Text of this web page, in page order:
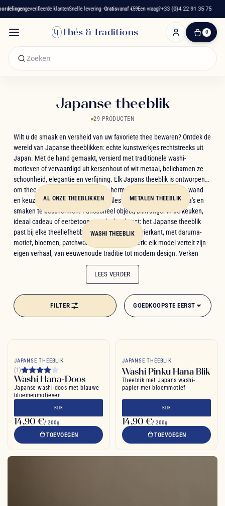
geverifieerde klantenSnelle levering -Gratisvanaf €59Een vraag?+33 (0)4 22 91 35 75
Thés & Traditions 0
0
Japanse theeblik
29 PRODUCTEN
Wilt u de smaak en versheid van uw favoriete thee bewaren? Ontdek de
wereld van Japanse theeblikken: echte kunstwerkjes rechtstreeks uit
Japan. Met de hand gemaakt, versierd met traditionele washi-
motieven of vervaardigd uit kersenhout of wit metaal, belichamen ze
schoonheid, elegantie en verfijning. Elk Japans theeblik is ontworpen
om thee optimaal te bewaren: een hermetisch deksel, dubbele wand
en keuze uit verschillende maten, alles is erop gericht om aroma's en
smaken te beschermen. Functioneel object, blikvanger in de keuken,
ideaal cadeau of eerbetoon aan de theekunst: het Japanse theeblik
past bij elke theeliefhebber. Cilindervormig of vierkant, met daruma-
motief, bloemen, patchwork of yosegi-inlegwerk: elk model vertelt zijn
eigen verhaal, van eeuwenoude traditie tot modern design. Verken
onze collectie, kies uit ons gevarieerde aanbod en laat u verleiden door
de Japanse elegantie en traditie, om te geven of uzelf te verwennen.
AL ONZE THEEBLIKKEN METALEN THEEBLIK
WASHI THEEBLIK
LEES VERDER
FILTER GOEDKOOPSTE EERST
JAPANSE THEEBLIK
(1)
Washi Hana-Doos
Japanse washi-doos met blauwe
bloemenmotieven
BLIK
14,90 €/ 200g
TOEVOEGEN
JAPANSE THEEBLIK
Washi Pinku Hana Blik
Theeblik met Japans washi-
papier met bloemmotief
BLIK
14,90 €/ 200g
TOEVOEGEN